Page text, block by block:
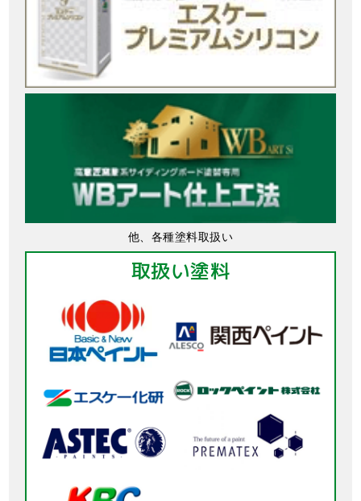
他、各種塗料取扱い
取扱い塗料